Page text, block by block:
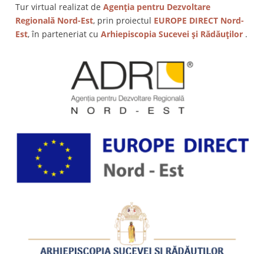
Tur virtual realizat de Agenția pentru Dezvoltare
Regională Nord-Est, prin proiectul EUROPE DIRECT Nord-
Est, în parteneriat cu Arhiepiscopia Sucevei și Rădăuților .